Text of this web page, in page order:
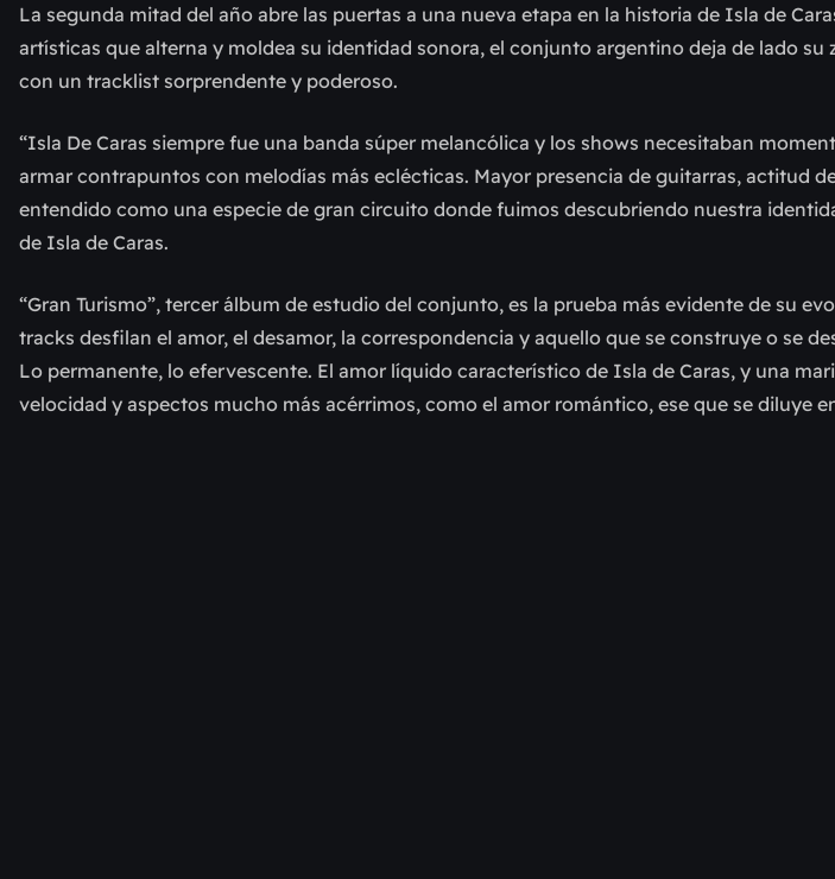
La segunda mitad del año abre las puertas a una nueva etapa en la historia de Isla de
artísticas que alterna y moldea su identidad sonora, el conjunto argentino deja de lado
con un tracklist sorprendente y poderoso.
“Isla De Caras siempre fue una banda súper melancólica y los shows necesitaban
armar contrapuntos con melodías más eclécticas. Mayor presencia de guitarras, actitud
entendido como una especie de gran circuito donde fuimos descubriendo nuestra
de Isla de Caras.
“Gran Turismo”, tercer álbum de estudio del conjunto, es la prueba más evidente de su
tracks desfilan el amor, el desamor, la correspondencia y aquello que se construye o se
Lo permanente, lo efervescente. El amor líquido característico de Isla de Caras, y una
velocidad y aspectos mucho más acérrimos, como el amor romántico, ese que se diluye